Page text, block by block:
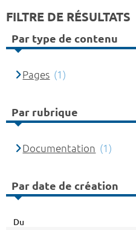
FILTRE DE RÉSULTATS
Par type de contenu
Pages (1)
Par rubrique
Documentation (1)
Par date de création
Du